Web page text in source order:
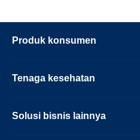
Produk konsumen
Tenaga kesehatan
Solusi bisnis lainnya